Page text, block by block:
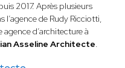
2017. Après plusieurs
l’agence de Rudy Ricciotti,
agence d’architecture à
Asseline Architecte.